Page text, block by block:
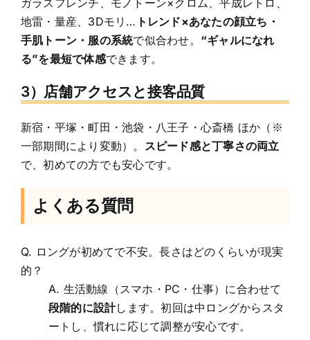
ガラスフレンチ、モノトーン×クロム、平成レトロ、
地雷・量産、3Dモリ… トレンド×あなたの顔立ち・
手肌トーン・服の系統で似合わせ。 “ギャルになれ
る”を最短で体感できます。
3）店舗アクセスと接客品質
新宿・平塚・町田・池袋・八王子・心斎橋 ほか（※
一部期間により変動）。 スピード感と丁寧さの両立
で、初めての方でも安心です。
よくある質問
Q. ロングが初めてで不安。長さはどのくらいが現実
的？
A. 生活動線（スマホ・PC・仕事）に合わせて
段階的に設計します。初回は中ロングからスタ
ートし、慣れに応じて調整が安心です。